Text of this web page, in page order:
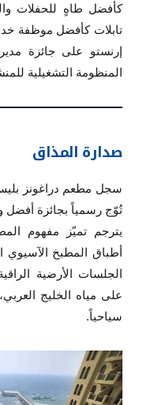
كأفضل طاهٍ للحفلات
تابلات كأفضل موظفة
إرنستو على جائزة
المنظومة التشغيلية
صدارة المذاق
سجل مطعم دراغونز بليس
تُوّج رسمياً بجائزة أفضل
يترجم تميّز مفهوم
أطباق المطبخ الآسيوي
الجلسات الأرضية
على مياه الخليج
سياحياً.